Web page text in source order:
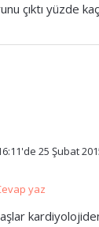
çıktı yüzde
25 Şubat
yaz